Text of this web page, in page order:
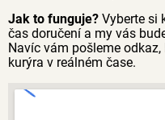
Jak to funguje? Vyberte si
čas doručení a my vás
Navíc vám pošleme
kurýra v reálném čase.